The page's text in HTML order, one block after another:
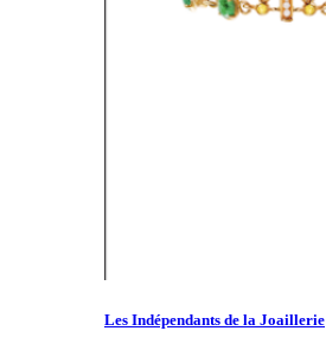
Les Indépendants de la Joaillerie